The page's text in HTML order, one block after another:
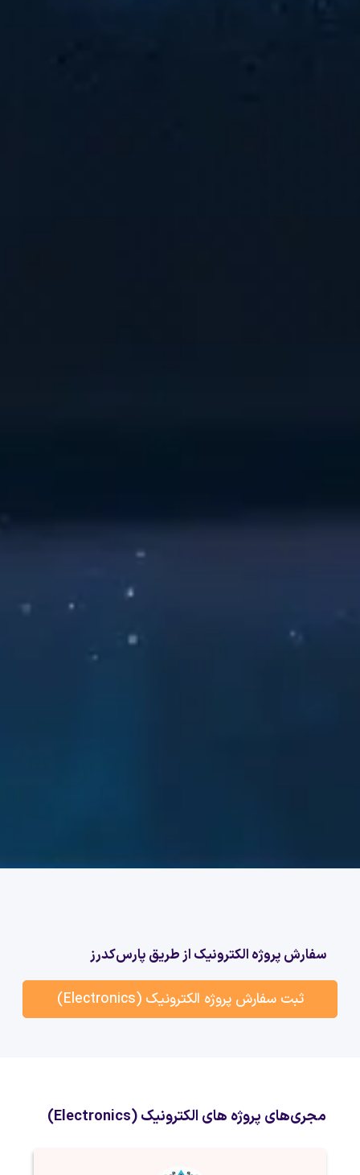
سفارش پروژه الکترونیک از طریق پارس‌کدرز
ثبت سفارش پروژه الکترونیک (Electronics)
مجری‌های پروژه های الکترونیک (Electronics)